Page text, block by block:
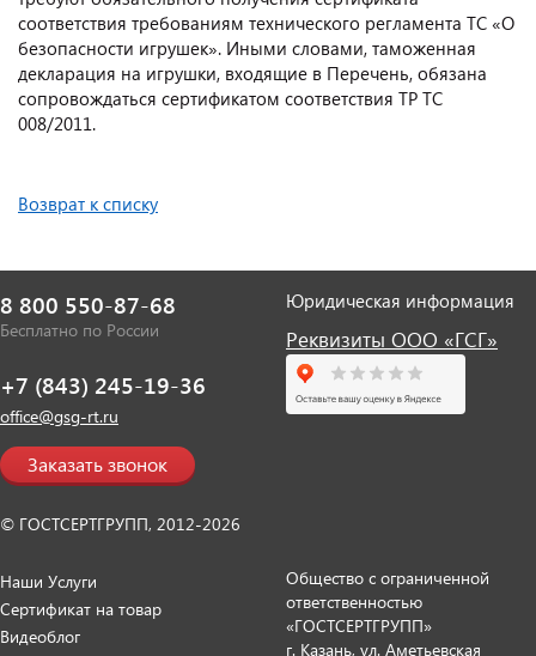
соответствия требованиям технического регламента ТС «О
безопасности игрушек». Иными словами, таможенная
декларация на игрушки, входящие в Перечень, обязана
сопровождаться сертификатом соответствия ТР ТС
008/2011.
Возврат к списку
8 800 550-87-68
Бесплатно по России
+7 (843) 245-19-36
office@gsg-rt.ru
Заказать звонок
© ГОСТСЕРТГРУПП, 2012-2026
Юридическая информация
Реквизиты ООО «ГСГ»
Наши Услуги
Сертификат на товар
Видеоблог
Общество с ограниченной
ответственностью
«ГОСТСЕРТГРУПП»
г. Казань, ул. Аметьевская